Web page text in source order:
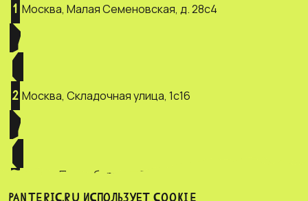
1 Москва, Малая Семеновская, д. 28с4
2 Москва, Складочная улица, 1с16
Санкт-Петербург, ул. Зверинская, д.
2/5
PANTERIC.RU ИСПОЛЬЗУЕТ COOKIE